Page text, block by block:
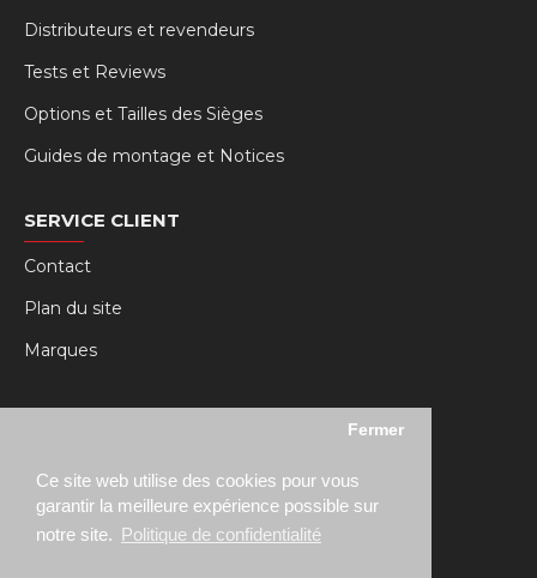
Ce site web utilise des cookies pour vous
garantir la meilleure expérience possible sur
notre site. Politique de confidentialité
Fermer
Distributeurs et revendeurs
Tests et Reviews
Options et Tailles des Sièges
Guides de montage et Notices
SERVICE CLIENT
Contact
Plan du site
Marques
MY RSEAT
Historique des commandes